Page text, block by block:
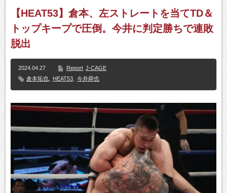
【HEAT53】倉本、左ストレートを当てTD＆
トップキープで圧倒。今井に判定勝ちで連敗
脱出
2024.04.27 Report J-CAGE
倉本拓也
HEAT53 今井舜也